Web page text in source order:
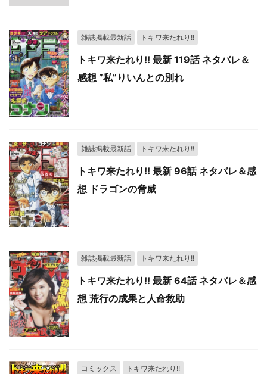
雑誌掲載最新話 トキワ来たれり!!
トキワ来たれり!! 最新 119話 ネタバレ＆
感想 ”私”りいんとの別れ
雑誌掲載最新話 トキワ来たれり!!
トキワ来たれり!! 最新 96話 ネタバレ＆感
想 ドラゴンの脅威
雑誌掲載最新話 トキワ来たれり!!
トキワ来たれり!! 最新 64話 ネタバレ＆感
想 荒行の成果と人命救助
コミックス トキワ来たれり!!